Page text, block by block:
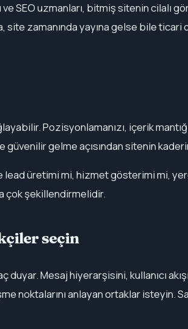
SEO uzmanları, bitmiş sitenin cilalı
zamanında yayına gelse bile
Pozisyonlamanızı, içerik
güvenilir gelme açısından sitenin
üretimi mi, hizmet gösterimi mi,
çok şekillendirmelidir.
seçin
Mesaj hiyerarşisini, kullanıcı
noktalarını anlayan ortaklar isteyin.